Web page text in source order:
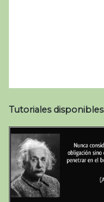
Tutoriales disponibles